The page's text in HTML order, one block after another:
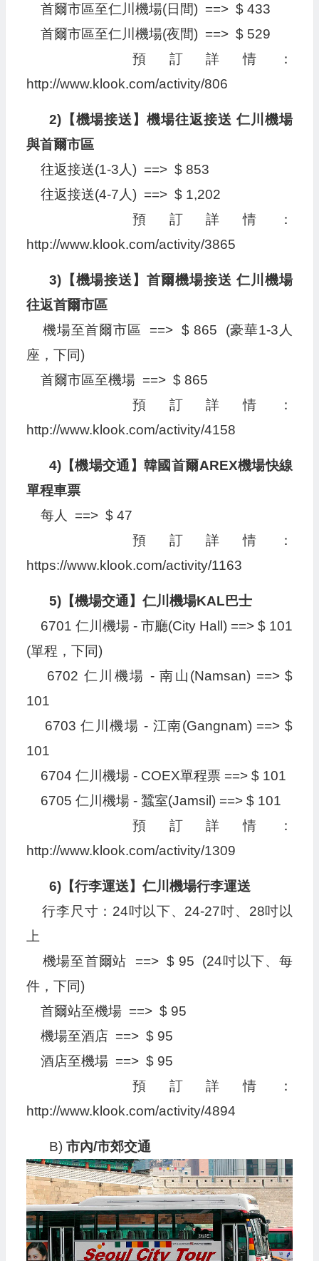
首爾市區至仁川機場(日間) ==> $ 433
首爾市區至仁川機場(夜間) ==> $ 529
預訂詳情：
http://www.klook.com/activity/806
2)【機場接送】機場往返接送 仁川機場
與首爾市區
往返接送(1-3人) ==> $ 853
往返接送(4-7人) ==> $ 1,202
預訂詳情：
http://www.klook.com/activity/3865
3)【機場接送】首爾機場接送 仁川機場
往返首爾市區
機場至首爾市區 ==> $ 865 (豪華1-3人
座，下同)
首爾市區至機場 ==> $ 865
預訂詳情：
http://www.klook.com/activity/4158
4)【機場交通】韓國首爾AREX機場快線
單程車票
每人 ==> $ 47
預訂詳情：
https://www.klook.com/activity/1163
5)【機場交通】仁川機場KAL巴士
6701 仁川機場 - 市廳(City Hall) ==> $ 101
(單程，下同)
6702 仁川機場 - 南山(Namsan) ==> $
101
6703 仁川機場 - 江南(Gangnam) ==> $
101
6704 仁川機場 - COEX單程票 ==> $ 101
6705 仁川機場 - 蠶室(Jamsil) ==> $ 101
預訂詳情：
http://www.klook.com/activity/1309
6)【行李運送】仁川機場行李運送
行李尺寸：24吋以下、24-27吋、28吋以
上
機場至首爾站 ==> $ 95 (24吋以下、每
件，下同)
首爾站至機場 ==> $ 95
機場至酒店 ==> $ 95
酒店至機場 ==> $ 95
預訂詳情：
http://www.klook.com/activity/4894
B) 市內/市郊交通